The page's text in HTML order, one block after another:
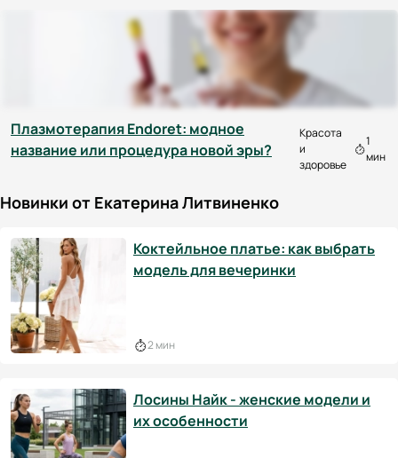
Плазмотерапия Endoret: модное
название или процедура новой эры?
Красота
и
здоровье
1
мин
Новинки от Екатерина Литвиненко
Коктейльное платье: как выбрать
модель для вечеринки
2 мин
Лосины Найк - женские модели и
их особенности